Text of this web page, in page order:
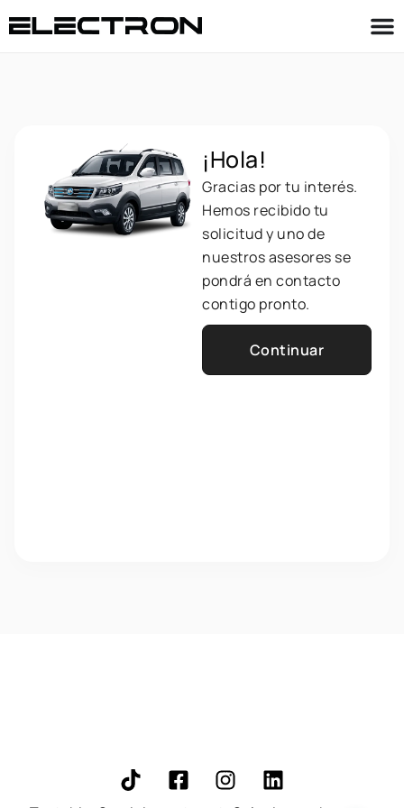
¡Hola!
Gracias por tu interés.
Hemos recibido tu
solicitud y uno de
nuestros asesores se
pondrá en contacto
contigo pronto.
Continuar